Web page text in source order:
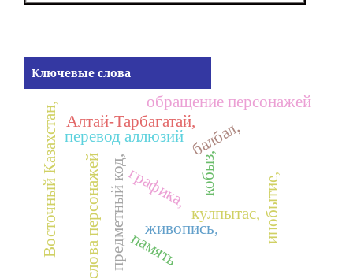
Ключевые слова
живопись,
графика, кобыз,
балбал,
кулпытас,
предметный код, инобытие,
память
перевод аллюзий
Восточный Казахстан, Алтай-Тарбагатай,
обращение персонажей
слова персонажей